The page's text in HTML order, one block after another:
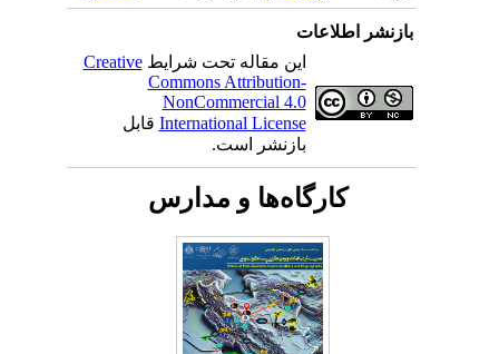
بازنشر اطلاعات
این مقاله تحت شرایطCreative
Commons Attribution-
NonCommercial 4.0
International Licenseقابل
بازنشر است.
کارگاه‌ها و مدارس